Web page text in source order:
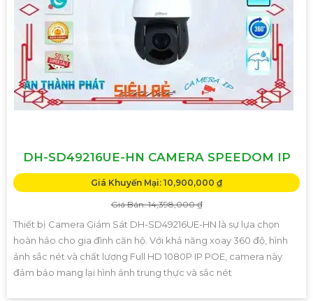
DH-SD49216UE-HN CAMERA SPEEDOM IP
Giá Khuyến Mại: 10,900,000 ₫
Giá Bán: 14,398,000 ₫
Thiết bị Camera Giám Sát DH-SD49216UE-HN là sự lựa chọn
hoàn hảo cho gia đình căn hộ. Với khả năng xoay 360 độ, hình
ảnh sắc nét và chất lượng Full HD 1080P IP POE, camera này
đảm bảo mang lại hình ảnh trung thực và sắc nét